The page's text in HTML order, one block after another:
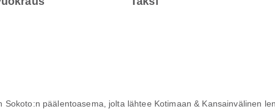
päälentoasema, jolta lähtee Kotimaan & Kansainvälinen